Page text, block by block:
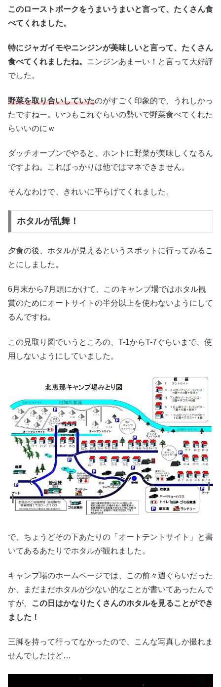
このローストポークをうまいうまいと言って、たくさん食
べてくれました。
特にジャガイモやニンジンが美味しいと言って、たくさん
食べてくれましたね。 ニンジンあまーい！と言って大好評
でした。
野菜を取り合いしていたのがすごく印象的で、うれしかっ
たですねー。いつもこれぐらいの勢いで野菜食べてくれた
らいいのにｗ
ダッチオーブンでやると、ホントに野菜が美味しくなるん
ですよね。こればっかりは他ではマネできません。
そんなわけで、きれいに平らげてくれました。
ホタルが乱舞！
夕食の後、ホタルが見えるというスポットに行ってみるこ
とにしました。
6月末から7月頭にかけて、このキャンプ場ではホタル観
賞のためにオートサイトの半分以上を使わないようにして
るんですね。
この見取り図でいうところの、T-1からT-7ぐらいまで、使
用しないようにしていました。
で、ちょうどその下あたりの「オートテントサイト」と書
いてあるあたりでホタルが観れました。
キャンプ場のホームページでは、この前々週ぐらいだった
か、まだまだホタルが少ない的なことが書いてあったんで
すが、
この日はかなりたくさんのホタルを見ることができ
ました！
三脚を持って行ってなかったので、こんな写真しか撮れま
せんでしたけど…